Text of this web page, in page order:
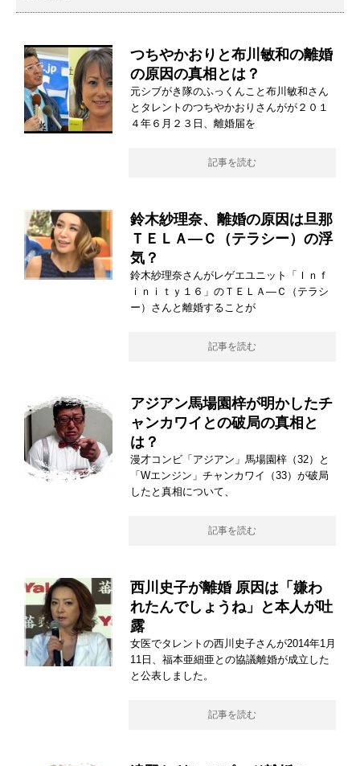
つちやかおりと布川敏和の離婚
の原因の真相とは？
元シブがき隊のふっくんこと布川敏和さん
とタレントのつちやかおりさんがが２０１
４年６月２３日、離婚届を
記事を読む
鈴木紗理奈、離婚の原因は旦那
ＴＥＬＡ―Ｃ（テラシー）の浮
気？
鈴木紗理奈さんがレゲエユニット「Ｉｎｆ
ｉｎｉｔｙ１６」のＴＥＬＡ―Ｃ（テラシ
ー）さんと離婚することが
記事を読む
アジアン馬場園梓が明かしたチ
ャンカワイとの破局の真相と
は？
漫才コンビ「アジアン」馬場園梓（32）と
「Wエンジン」チャンカワイ（33）が破局
したと真相について、
記事を読む
西川史子が離婚 原因は「嫌わ
れたんでしょうね」と本人が吐
露
女医でタレントの西川史子さんが2014年1月
11日、福本亜細亜との協議離婚が成立した
と公表しました。
記事を読む